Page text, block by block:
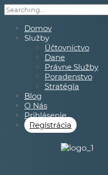
Domov
Služby
Účtovníctvo
Dane
Právne Služby
Poradenstvo
Stratégia
Blog
O Nás
Prihlásenie
Registrácia